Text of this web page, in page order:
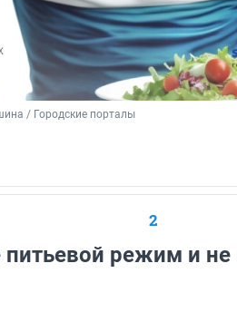
/ Городские порталы
2
режим и не